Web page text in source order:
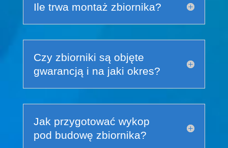
Ile trwa montaż zbiornika?
Czy zbiorniki są objęte
gwarancją i na jaki okres?
Jak przygotować wykop
pod budowę zbiornika?